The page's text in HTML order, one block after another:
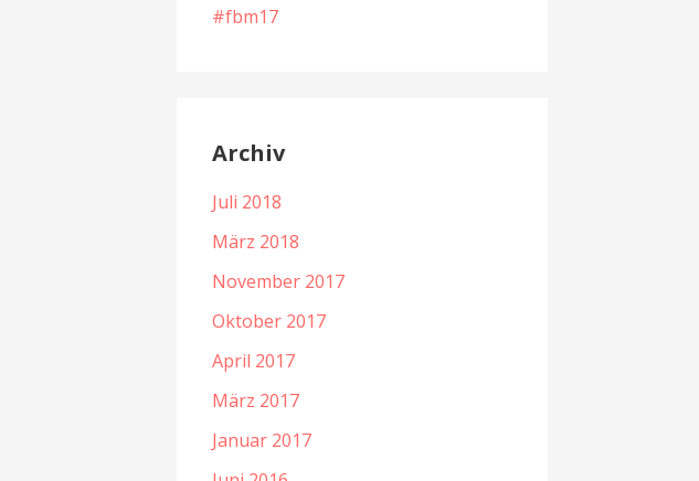
#fbm17
Archiv
Juli 2018
März 2018
November 2017
Oktober 2017
April 2017
März 2017
Januar 2017